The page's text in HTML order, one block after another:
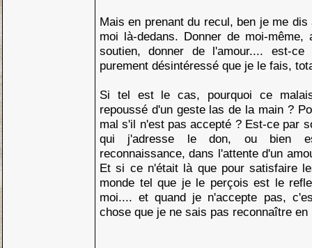
Mais en prenant du recul, ben je me
moi là-dedans. Donner de moi-même,
soutien, donner de l'amour.... est-
purement désintéressé que je le fais,
Si tel est le cas, pourquoi ce
repoussé d'un geste las de la main ?
mal s'il n'est pas accepté ? Est-ce par
qui j'adresse le don, ou bien
reconnaissance, dans l'attente d'un
Et si ce n'était là que pour satisfaire
monde tel que je le perçois est le
moi.... et quand je n'accepte pas,
chose que je ne sais pas reconnaître en